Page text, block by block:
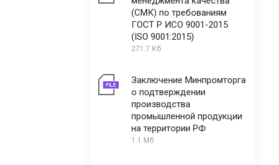
(СМК) по требованиям
ГОСТ Р ИСО 9001-2015
(ISO 9001:2015)
271.7 Кб
Заключение Минпромторга
о подтверждении
производства
промышленной продукции
на территории РФ
1.1 Мб